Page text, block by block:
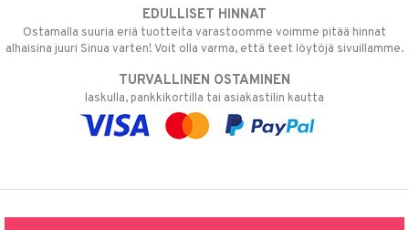
EDULLISET HINNAT
Ostamalla suuria eriä tuotteita varastoomme voimme pitää hinnat
alhaisina juuri Sinua varten! Voit olla varma, että teet löytöjä sivuillamme.
TURVALLINEN OSTAMINEN
laskulla, pankkikortilla tai asiakastilin kautta